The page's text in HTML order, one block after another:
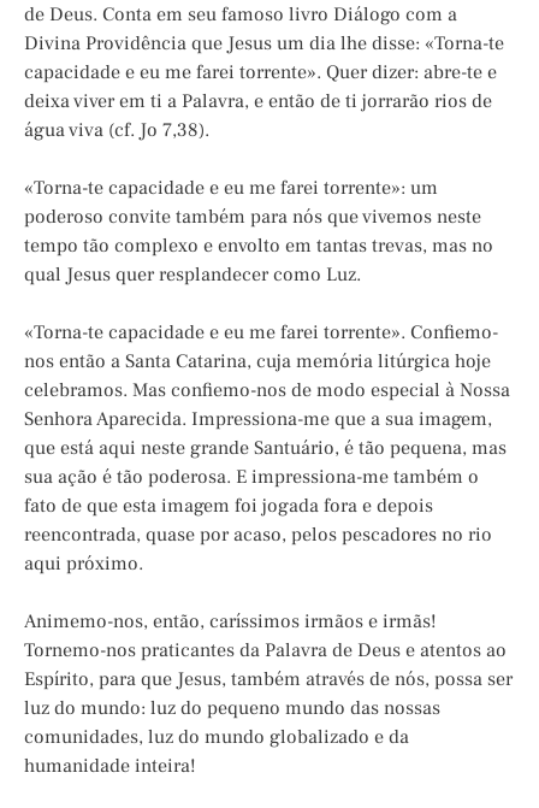
de Deus. Conta em seu famoso livro Diálogo com a
Divina Providência que Jesus um dia lhe disse: «Torna-te
capacidade e eu me farei torrente». Quer dizer: abre-te e
deixa viver em ti a Palavra, e então de ti jorrarão rios de
água viva (cf. Jo 7,38).
«Torna-te capacidade e eu me farei torrente»: um
poderoso convite também para nós que vivemos neste
tempo tão complexo e envolto em tantas trevas, mas no
qual Jesus quer resplandecer como Luz.
«Torna-te capacidade e eu me farei torrente». Confiemo-
nos então a Santa Catarina, cuja memória litúrgica hoje
celebramos. Mas confiemo-nos de modo especial à Nossa
Senhora Aparecida. Impressiona-me que a sua imagem,
que está aqui neste grande Santuário, é tão pequena, mas
sua ação é tão poderosa. E impressiona-me também o
fato de que esta imagem foi jogada fora e depois
reencontrada, quase por acaso, pelos pescadores no rio
aqui próximo.
Animemo-nos, então, caríssimos irmãos e irmãs!
Tornemo-nos praticantes da Palavra de Deus e atentos ao
Espírito, para que Jesus, também através de nós, possa ser
luz do mundo: luz do pequeno mundo das nossas
comunidades, luz do mundo globalizado e da
humanidade inteira!